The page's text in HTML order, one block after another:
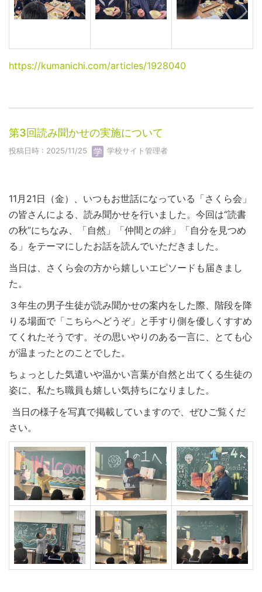
https://kumanichi.com/articles/1928040
第3回読み聞かせの実施について
投稿日時 : 2025/11/25 学校サイト管理者
11月21日（金）、いつもお世話になっている「さくら会」
の皆さんによる、読み聞かせを行いました。今回は“読書
の秋”にちなみ、「自然」「仲間との絆」「自分を見つめ
る」をテーマにしたお話を読んでいただきました。
当日は、さくら会の方から嬉しいエピソードも届きまし
た。
３年生の男子生徒が読み聞かせの案内をした際、階段を降
りる場面で「こちらへどうぞ」と手すり側を優しくすすめ
てくれたそうです。その思いやりのある一言に、とても心
が温まったとのことでした。
ちょっとした気遣いや温かい言葉が自然と出てくる生徒の
姿に、私たち職員も嬉しい気持ちになりました。
当日の様子を写真で掲載していますので、ぜひご覧くだ
さい。